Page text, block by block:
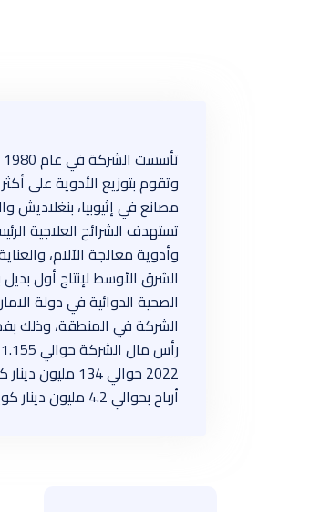
مصانع في إثيوبيا، بنغلاديش
تستهدف الشرائح العلاجية
وأدوية معالجة الآلام،
الشرق الأوسط لإنتاج أول
الشركة في المنطقة، وذلك
أرباح بحوالي 4.2 مليون دينار كويتي في عام 2021.